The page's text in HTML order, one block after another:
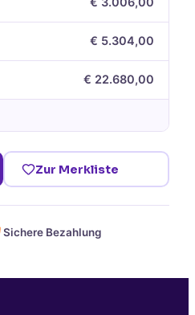
€ 5.304,00
€ 22.680,00
Zur Merkliste
Sichere Bezahlung